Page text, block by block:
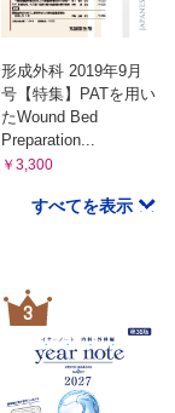
形成外科 2019年9月
号【特集】PATを用い
たWound Bed
Preparation...
￥3,300
すべてを表示
3